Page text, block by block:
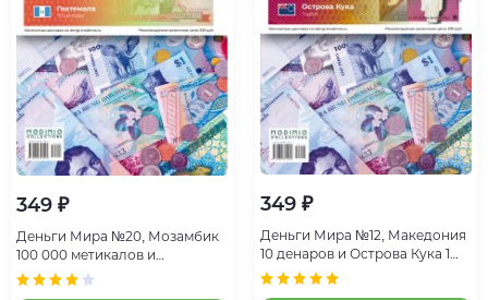
349 ₽
Деньги Мира №20, Мозамбик
100 000 метикалов и
Гватемала 10 сентаво
349 ₽
Деньги Мира №12, Македония
10 денаров и Острова Кука 1
цент